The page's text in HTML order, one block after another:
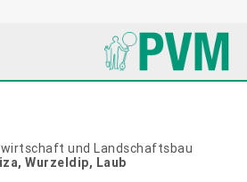
worteldip-broadleaf
und Landschaftsbau
Wurzeldip, Laub